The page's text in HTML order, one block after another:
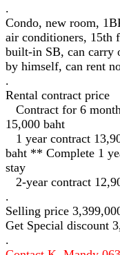
.
Condo, new room,
air conditioners, 15th
built-in SB, can carry
by himself, can rent
.
Rental contract price
Contract for 6
15,000 baht
1 year contract
baht ** Complete 1
stay
2-year contract
.
Selling price
Get Special discount
.